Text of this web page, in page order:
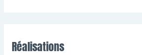
Réalisations